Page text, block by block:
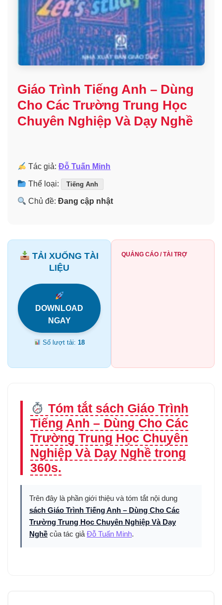
Giáo Trình Tiếng Anh – Dùng
Cho Các Trường Trung Học
Chuyên Nghiệp Và Dạy Nghề
Tác giả:Đỗ Tuấn Minh
Thể loại: Tiếng Anh
Chủ đề:Đang cập nhật
TẢI XUỐNG TÀI
LIỆU
DOWNLOAD
NGAY
Số lượt tải:18
QUẢNG CÁO / TÀI TRỢ
Tóm tắt sách Giáo Trình
Tiếng Anh – Dùng Cho Các
Trường Trung Học Chuyên
Nghiệp Và Dạy Nghề trong
360s.
Trên đây là phần giới thiệu và tóm tắt nội dung
sách Giáo Trình Tiếng Anh – Dùng Cho Các
Trường Trung Học Chuyên Nghiệp Và Dạy
Nghề của tác giả Đỗ Tuấn Minh.